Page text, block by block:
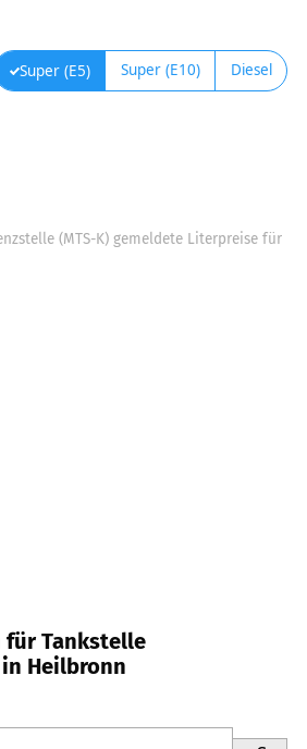
Super (E5) Super (E10) Diesel
(MTS-K) gemeldete Literpreise für
für Tankstelle
Heilbronn